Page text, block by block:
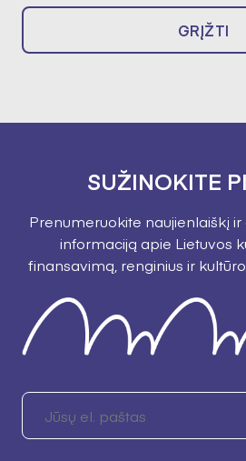
GRĮŽTI
SUŽINOKITE
Prenumeruokite naujienlaiškį
informaciją apie Lietuvos
finansavimą, renginius ir